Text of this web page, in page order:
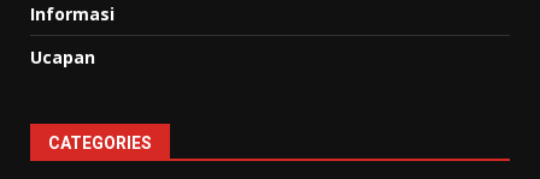
Informasi
Ucapan
CATEGORIES